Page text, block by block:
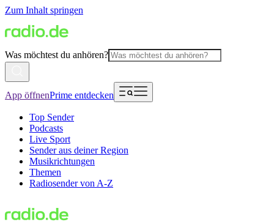
Zum Inhalt springen
Was möchtest du anhören?
App öffnenPrime entdecken
Top Sender
Podcasts
Live Sport
Sender aus deiner Region
Musikrichtungen
Themen
Radiosender von A-Z